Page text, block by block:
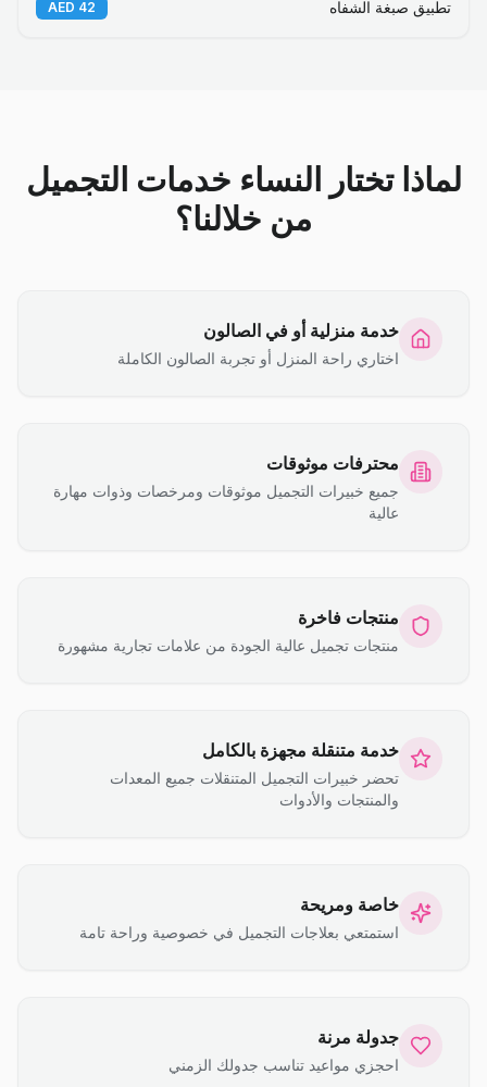
تطبيق صبغة الشفاه 42
AED
لماذا تختار النساء خدمات التجميل
من خلالنا؟
خدمة منزلية أو في الصالون
اختاري راحة المنزل أو تجربة الصالون الكاملة
محترفات موثوقات
جميع خبيرات التجميل موثوقات ومرخصات وذوات مهارة
عالية
منتجات فاخرة
منتجات تجميل عالية الجودة من علامات تجارية مشهورة
خدمة متنقلة مجهزة بالكامل
تحضر خبيرات التجميل المتنقلات جميع المعدات
والمنتجات والأدوات
خاصة ومريحة
استمتعي بعلاجات التجميل في خصوصية وراحة تامة
جدولة مرنة
احجزي مواعيد تناسب جدولك الزمني